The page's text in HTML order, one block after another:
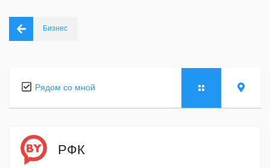
Бизнес
Рядом со мной
РФК